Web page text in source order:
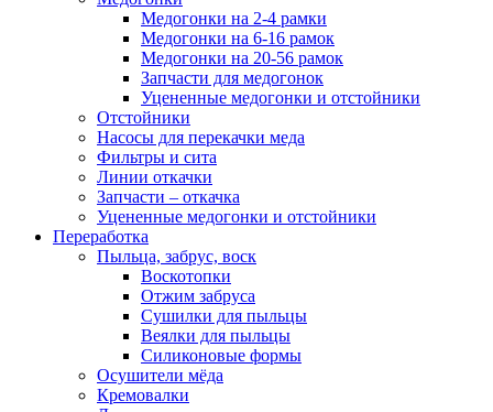
Медогонки на 2-4 рамки
Медогонки на 6-16 рамок
Медогонки на 20-56 рамок
Запчасти для медогонок
Уцененные медогонки и отстойники
Отстойники
Насосы для перекачки меда
Фильтры и сита
Линии откачки
Запчасти – откачка
Уцененные медогонки и отстойники
Переработка
Пыльца, забрус, воск
Воскотопки
Отжим забруса
Сушилки для пыльцы
Веялки для пыльцы
Силиконовые формы
Осушители мёда
Кремовалки